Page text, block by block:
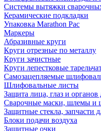
Системы вытяжки
Керамические подкладки
Упаковка Marathon Pac
Маркеры
Абразивные круги
Круги отрезные по металлу
Круги зачистные
Круги лепестковые
Самозацепляемые
Шлифовальные листы
Защита лица, глаз и
Сварочные маски, шлемы и
Защитные стекла, запчасти
Блоки подачи воздуха
Защитные очки